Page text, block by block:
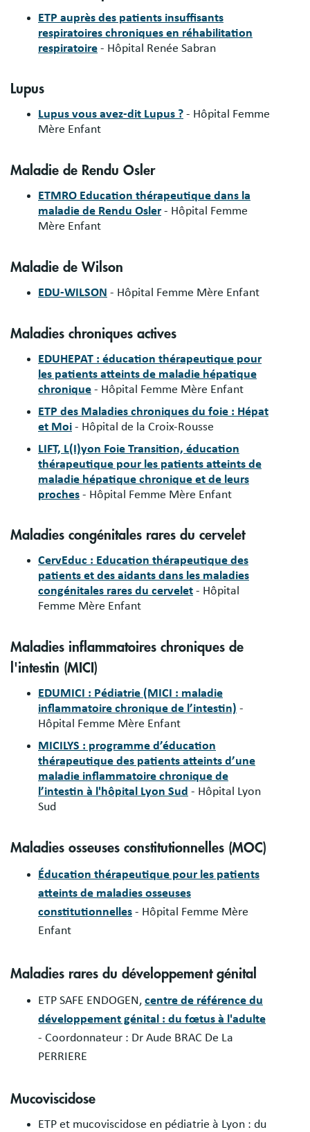
ETP auprès des patients insuffisants
respiratoires chroniques en réhabilitation
respiratoire - Hôpital Renée Sabran
Lupus
Lupus vous avez-dit Lupus ? - Hôpital Femme
Mère Enfant
Maladie de Rendu Osler
ETMRO Education thérapeutique dans la
maladie de Rendu Osler- Hôpital Femme
Mère Enfant
Maladie de Wilson
EDU-WILSON - Hôpital Femme Mère Enfant
Maladies chroniques actives
EDUHEPAT : éducation thérapeutique pour
les patients atteints de maladie hépatique
chronique - Hôpital Femme Mère Enfant
ETP des Maladies chroniques du foie : Hépat
et Moi - Hôpital de la Croix-Rousse
LIFT, L(I)yon Foie Transition, éducation
thérapeutique pour les patients atteints de
maladie hépatique chronique et de leurs
proches - Hôpital Femme Mère Enfant
Maladies congénitales rares du cervelet
CervEduc : Education thérapeutique des
patients et des aidants dans les maladies
congénitales rares du cervelet - Hôpital
Femme Mère Enfant
Maladies inflammatoires chroniques de
l'intestin (MICI)
EDUMICI : Pédiatrie (MICI : maladie
inflammatoire chronique de l’intestin) -
Hôpital Femme Mère Enfant
MICILYS : programme d’éducation
thérapeutique des patients atteints d’une
maladie inflammatoire chronique de
l’intestin à l'hôpital Lyon Sud - Hôpital Lyon
Sud
Maladies osseuses constitutionnelles (MOC)
Éducation thérapeutique pour les patients
atteints de maladies osseuses
constitutionnelles - Hôpital Femme Mère
Enfant
Maladies rares du développement génital
ETP SAFE ENDOGEN, centre de référence du
développement génital : du fœtus à l'adulte
- Coordonnateur : Dr Aude BRAC De La
PERRIERE
Mucoviscidose
ETP et mucoviscidose en pédiatrie à Lyon : du